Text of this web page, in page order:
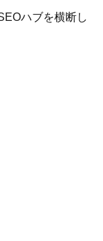
ハブを横断し